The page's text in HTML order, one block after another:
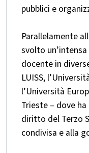
pubblici e
Parallelamente
svolto
docente in
LUISS,
l’Università
Trieste – dove
diritto del Terzo
condivisa e alla